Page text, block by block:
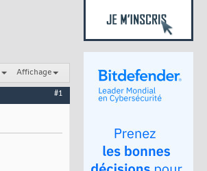
Affichage
#1